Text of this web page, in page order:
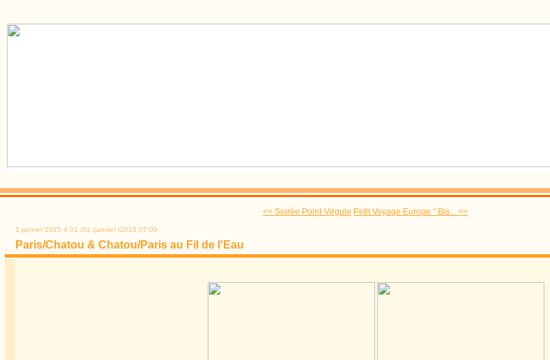
<< Soirée Point-Virgule Petit Voyage Europe " Bis... >>
1 janvier 2015 4 01 /01 /janvier /2015 07:00
Paris/Chatou & Chatou/Paris au Fil de l'Eau